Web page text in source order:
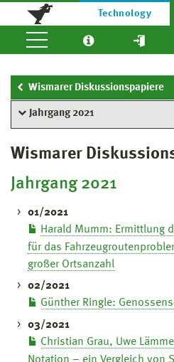
Technology
Wismarer Diskussionspapiere
Jahrgang 2021
Wismarer
Jahrgang 2021
01/2021
Harald Mumm: Ermittlung
für das
großer Ortsanzahl
02/2021
Günther Ringle:
03/2021
Christian Grau, Uwe
Notation – ein Vergleich von